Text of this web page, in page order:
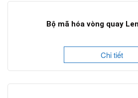
Bộ mã hóa vòng quay
Chi tiết